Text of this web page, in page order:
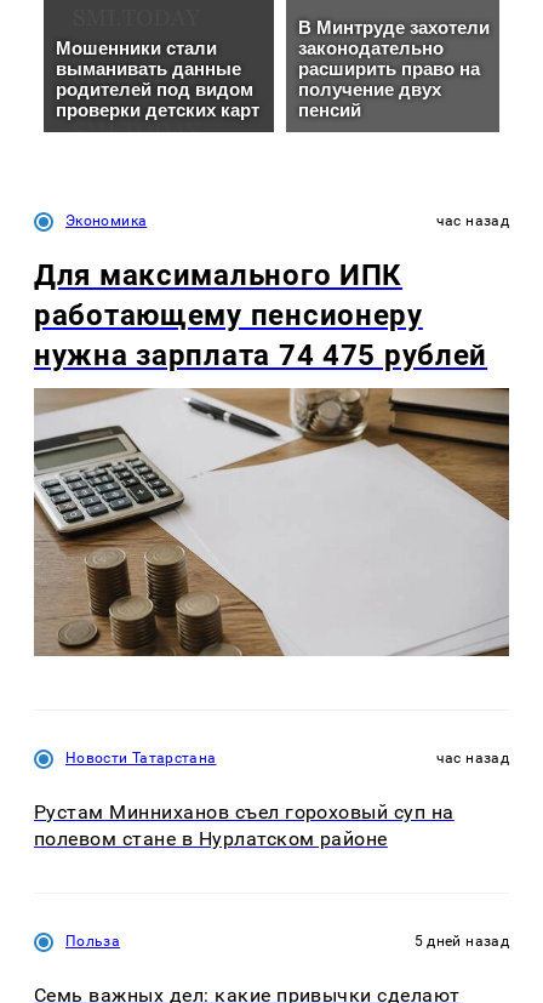
Экономика час назад
Для максимального ИПК
работающему пенсионеру
нужна зарплата 74 475 рублей
Новости Татарстана час назад
Рустам Минниханов съел гороховый суп на
полевом стане в Нурлатском районе
Польза 5 дней назад
Семь важных дел: какие привычки сделают